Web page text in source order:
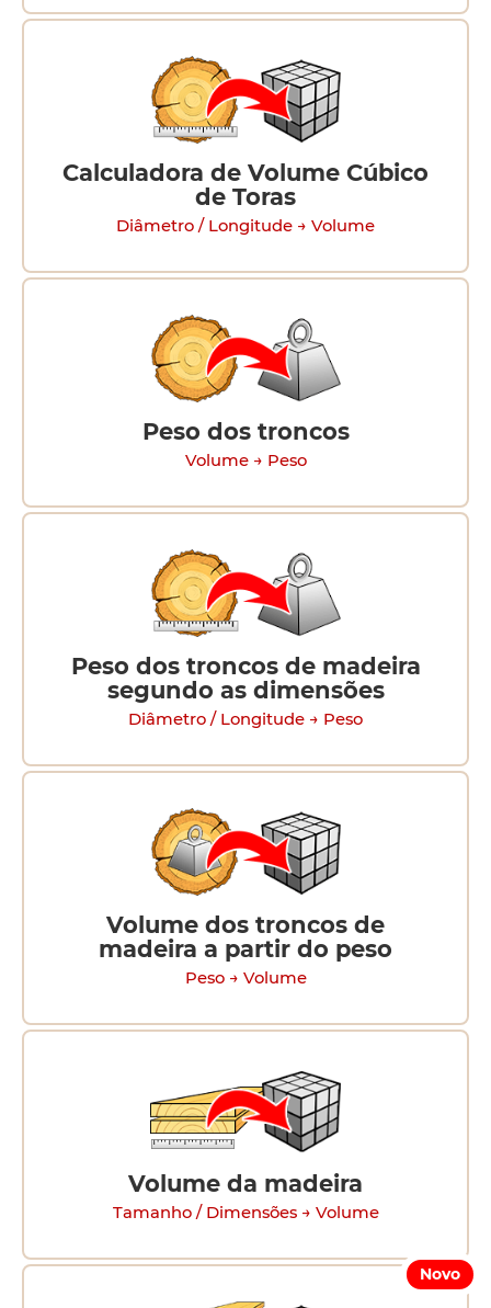
Calculadora de Volume Cúbico
de Toras
Diâmetro / Longitude → Volume
Peso dos troncos
Volume → Peso
Peso dos troncos de madeira
segundo as dimensões
Diâmetro / Longitude → Peso
Volume dos troncos de
madeira a partir do peso
Peso → Volume
Volume da madeira
Tamanho / Dimensões → Volume
Novo